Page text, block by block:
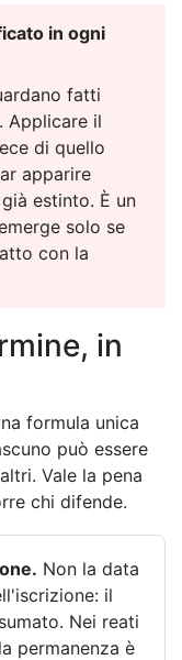
in ogni
fatti
Applicare il
di quello
apparire
estinto. È un
solo se
con la
in
formula unica
può essere
Vale la pena
chi difende.
Non la data
il
Nei reati
permanenza è